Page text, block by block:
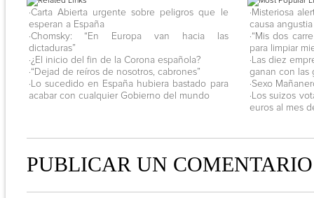
·Carta Abierta urgente sobre peligros que le
esperan a España
·Chomsky: “En Europa van hacia las
dictaduras”
·¿El inicio del fin de la Corona española?
·“Dejad de reíros de nosotros, cabrones”
·Lo sucedido en España hubiera bastado para
acabar con cualquier Gobierno del mundo
·Misteriosa
causa
·“Mis dos
para limpiar
·Las diez
ganan con las
·Sexo
·Los suizos
euros al mes
PUBLICAR UN COMENTARIO